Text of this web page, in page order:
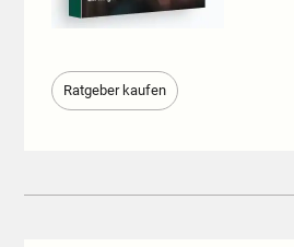
Ratgeber kaufen